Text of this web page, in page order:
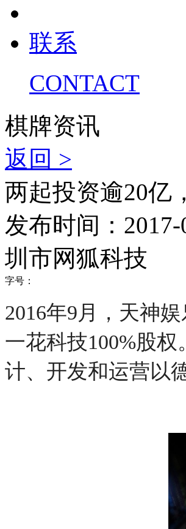
联系
CONTACT
棋牌资讯
返回 >
两起投资逾20亿
发布时间：2017-
圳市网狐科技
字号：
2016年9月，天神
一花科技100%股
计、开发和运营以